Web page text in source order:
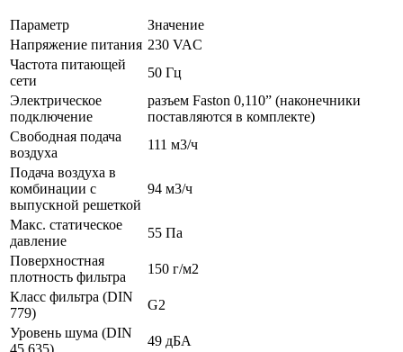
Параметр
Значение
Напряжение питания 230 VAC
Частота питающей
сети
50 Гц
Электрическое
подключение
разъем Faston 0,110” (наконечники
поставляются в комплекте)
Свободная подача
воздуха
111 м3/ч
Подача воздуха в
комбинации с
выпускной решеткой
94 м3/ч
Макс. статическое
давление
55 Па
Поверхностная
плотность фильтра
150 г/м2
Класс фильтра (DIN
779)
G2
Уровень шума (DIN
45 635)
49 дБА